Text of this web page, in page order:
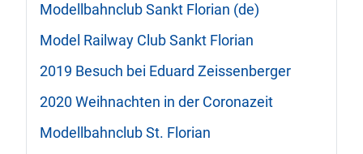
Modellbahnclub Sankt Florian (de)
Model Railway Club Sankt Florian
2019 Besuch bei Eduard Zeissenberger
2020 Weihnachten in der Coronazeit
Modellbahnclub St. Florian